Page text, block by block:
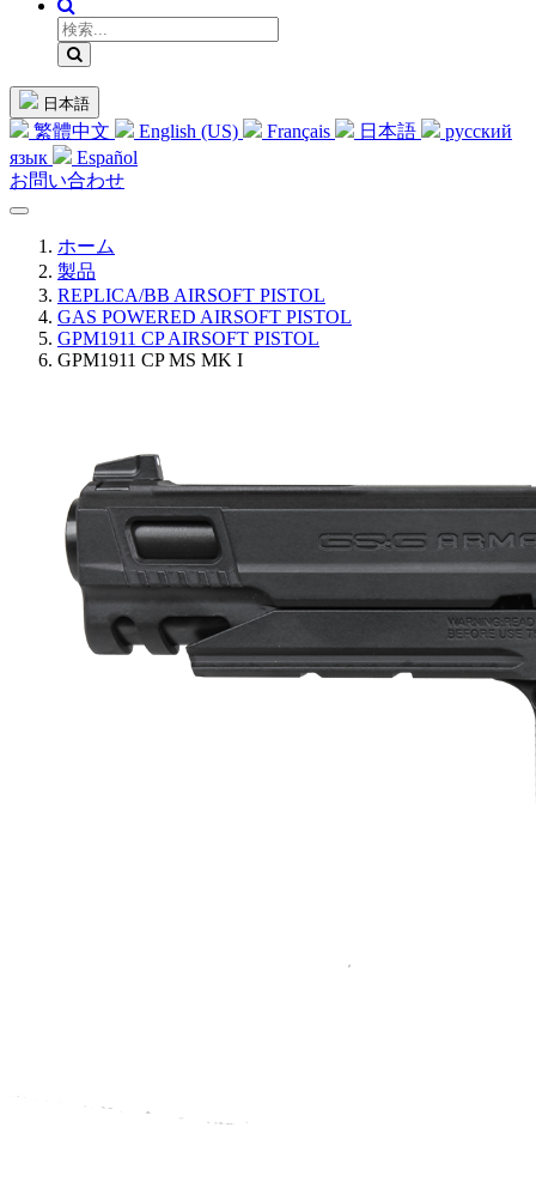
日本語
繁體中文 English (US) Français 日本語
русский
язык
Español
お問い合わせ
ホーム
製品
REPLICA/BB AIRSOFT PISTOL
GAS POWERED AIRSOFT PISTOL
GPM1911 CP AIRSOFT PISTOL
GPM1911 CP MS MK I